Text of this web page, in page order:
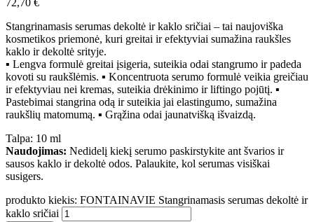
Stangrinamasis serumas dekoltė ir kaklo sričiai – tai naujoviška
kosmetikos priemonė, kuri greitai ir efektyviai sumažina raukšles
kaklo ir dekoltė srityje.
▪ Lengva formulė greitai įsigeria, suteikia odai stangrumo ir padeda
kovoti su raukšlėmis. ▪ Koncentruota serumo formulė veikia greičiau
ir efektyviau nei kremas, suteikia drėkinimo ir liftingo pojūtį. ▪
Pastebimai stangrina odą ir suteikia jai elastingumo, sumažina
raukšlių matomumą. ▪ Grąžina odai jaunatvišką išvaizdą.
Talpa: 10 ml
Naudojimas: Nedidelį kiekį serumo paskirstykite ant švarios ir
sausos kaklo ir dekoltė odos. Palaukite, kol serumas visiškai
susigers.
produkto kiekis: FONTAINAVIE Stangrinamasis serumas dekoltė ir
kaklo sričiai